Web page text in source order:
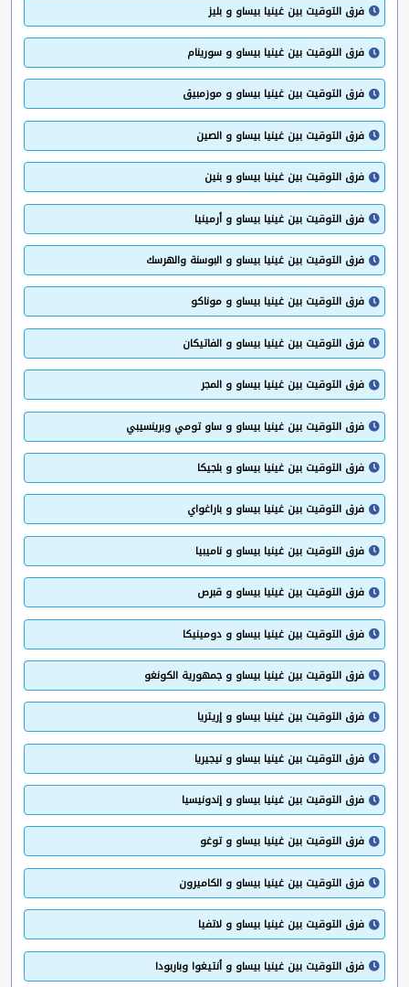
فرق التوقيت بين غينيا بيساو و بليز
فرق التوقيت بين غينيا بيساو و سورينام
فرق التوقيت بين غينيا بيساو و موزمبيق
فرق التوقيت بين غينيا بيساو و الصين
فرق التوقيت بين غينيا بيساو و بنين
فرق التوقيت بين غينيا بيساو و أرمينيا
فرق التوقيت بين غينيا بيساو و البوسنة والهرسك
فرق التوقيت بين غينيا بيساو و موناكو
فرق التوقيت بين غينيا بيساو و الفاتيكان
فرق التوقيت بين غينيا بيساو و المجر
فرق التوقيت بين غينيا بيساو و ساو تومي وبرينسيبي
فرق التوقيت بين غينيا بيساو و بلجيكا
فرق التوقيت بين غينيا بيساو و باراغواي
فرق التوقيت بين غينيا بيساو و ناميبيا
فرق التوقيت بين غينيا بيساو و قبرص
فرق التوقيت بين غينيا بيساو و دومينيكا
فرق التوقيت بين غينيا بيساو و جمهورية الكونغو
فرق التوقيت بين غينيا بيساو و إريتريا
فرق التوقيت بين غينيا بيساو و نيجيريا
فرق التوقيت بين غينيا بيساو و إندونيسيا
فرق التوقيت بين غينيا بيساو و توغو
فرق التوقيت بين غينيا بيساو و الكاميرون
فرق التوقيت بين غينيا بيساو و لاتفيا
فرق التوقيت بين غينيا بيساو و أنتيغوا وباربودا